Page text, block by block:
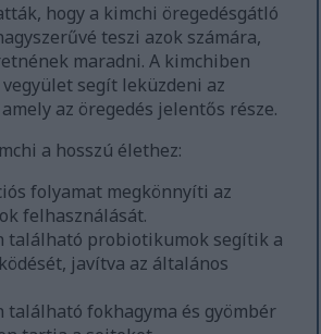
hogy a kimchi öregedésgátló
teszi azok számára,
maradni. A kimchiben
segít leküzdeni az
az öregedés jelentős része.
a hosszú élethez:
folyamat megkönnyíti az
felhasználását.
található probiotikumok segítik a
javítva az általános
található fokhagyma és gyömbér